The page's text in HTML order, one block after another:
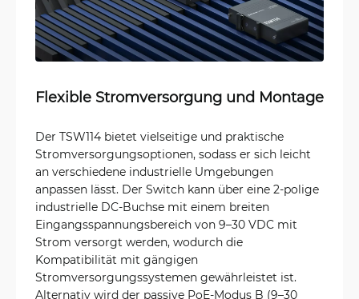
Flexible Stromversorgung und Montage
Der TSW114 bietet vielseitige und praktische
Stromversorgungsoptionen, sodass er sich leicht
an verschiedene industrielle Umgebungen
anpassen lässt. Der Switch kann über eine 2-polige
industrielle DC-Buchse mit einem breiten
Eingangsspannungsbereich von 9–30 VDC mit
Strom versorgt werden, wodurch die
Kompatibilität mit gängigen
Stromversorgungssystemen gewährleistet ist.
Alternativ wird der passive PoE-Modus B (9–30